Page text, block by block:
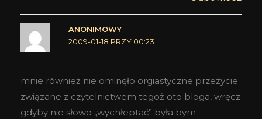
ANONIMOWY
2009-01-18 PRZY 00:23
mnie również nie ominęło orgiastyczne przeżycie
związane z czytelnictwem tegoż oto bloga, wręcz
gdyby nie słowo „wychłeptać” była bym